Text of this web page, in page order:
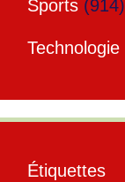
Sports (914)
Technologie
Étiquettes